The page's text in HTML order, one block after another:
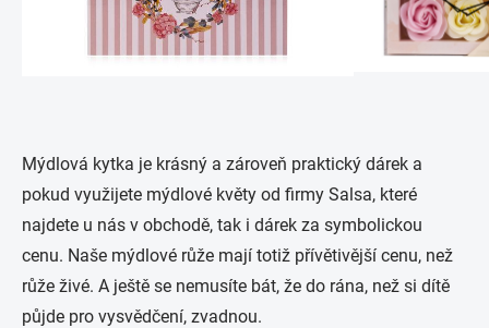
Mýdlová kytka je krásný a zároveň praktický dárek a
pokud využijete mýdlové květy od firmy Salsa, které
najdete u nás v obchodě, tak i dárek za symbolickou
cenu. Naše mýdlové růže mají totiž přívětivější cenu, než
růže živé. A ještě se nemusíte bát, že do rána, než si dítě
půjde pro vysvědčení, zvadnou.